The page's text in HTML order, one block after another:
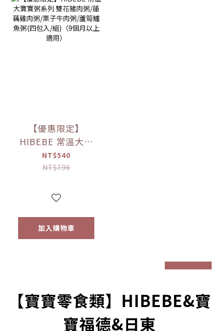
【優惠限定】
HIBEBE 常溫大寶
寶粥系列 雙花豬肉
粥/蓮藕雞肉粥/栗子
(四包入/組)（9個月
NT$540
NT$796
加入購物車
【寶寶零食類】HIBEBE&寶
寶福德&日東